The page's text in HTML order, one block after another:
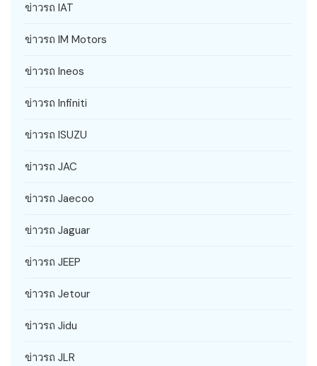
ข่าวรถ IAT
ข่าวรถ IM Motors
ข่าวรถ Ineos
ข่าวรถ Infiniti
ข่าวรถ ISUZU
ข่าวรถ JAC
ข่าวรถ Jaecoo
ข่าวรถ Jaguar
ข่าวรถ JEEP
ข่าวรถ Jetour
ข่าวรถ Jidu
ข่าวรถ JLR